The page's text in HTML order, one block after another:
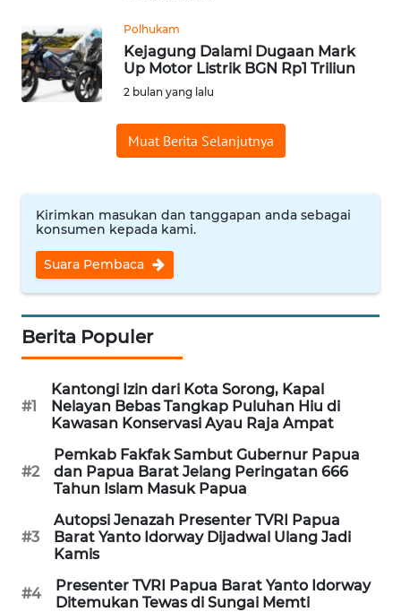
Polhukam
Kejagung Dalami Dugaan Mark
Up Motor Listrik BGN Rp1 Triliun
2 bulan yang lalu
Muat Berita Selanjutnya
Kirimkan masukan dan tanggapan anda sebagai
konsumen kepada kami.
Suara Pembaca
Berita Populer
#1
Kantongi Izin dari Kota Sorong, Kapal
Nelayan Bebas Tangkap Puluhan Hiu di
Kawasan Konservasi Ayau Raja Ampat
#2
Pemkab Fakfak Sambut Gubernur Papua
dan Papua Barat Jelang Peringatan 666
Tahun Islam Masuk Papua
#3
Autopsi Jenazah Presenter TVRI Papua
Barat Yanto Idorway Dijadwal Ulang Jadi
Kamis
#4
Presenter TVRI Papua Barat Yanto Idorway
Ditemukan Tewas di Sungai Memti
WN
TANGERANG
WN
WN
WN
WN
WN
WN
WN
PURWAKARTA